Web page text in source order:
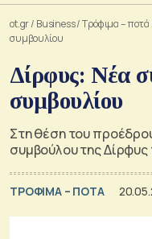
ot.gr/ Business/Τρόφιμα – ποτά
συμβουλίου
Δίρφυς: Νέα
συμβουλίου
Στη θέση του
συμβούλου της
ΤΡΟΦΙΜΑ – ΠΟΤΑ